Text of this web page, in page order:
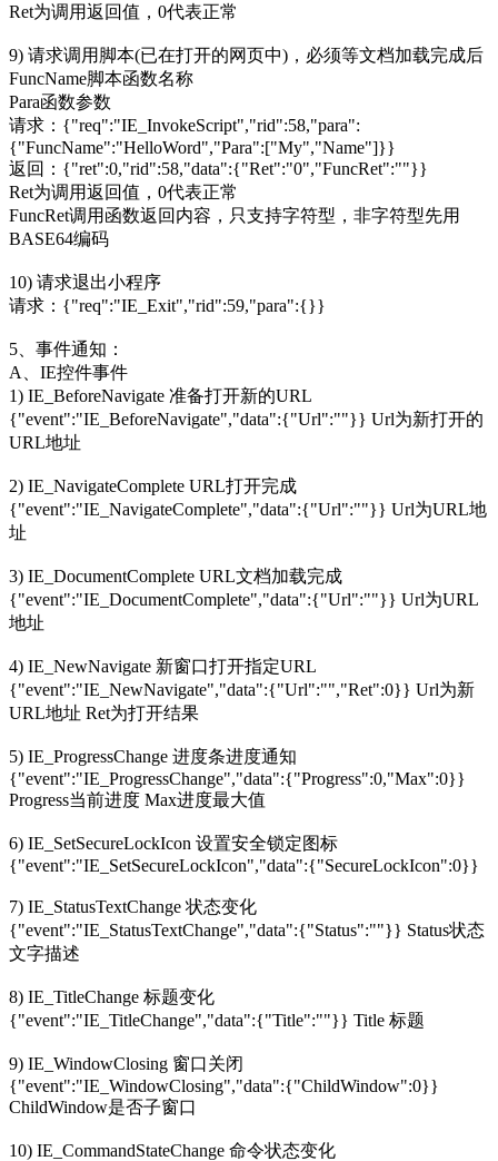
Ret为调用返回值，0代表正常
9) 请求调用脚本(已在打开的网页中)，必须等文档加载完成后
FuncName脚本函数名称
Para函数参数
请求：{"req":"IE_InvokeScript","rid":58,"para":
{"FuncName":"HelloWord","Para":["My","Name"]}}
返回：{"ret":0,"rid":58,"data":{"Ret":"0","FuncRet":""}}
Ret为调用返回值，0代表正常
FuncRet调用函数返回内容，只支持字符型，非字符型先用
BASE64编码
10) 请求退出小程序
请求：{"req":"IE_Exit","rid":59,"para":{}}
5、事件通知：
A、IE控件事件
1) IE_BeforeNavigate 准备打开新的URL
{"event":"IE_BeforeNavigate","data":{"Url":""}} Url为新打开的
URL地址
2) IE_NavigateComplete URL打开完成
{"event":"IE_NavigateComplete","data":{"Url":""}} Url为URL地
址
3) IE_DocumentComplete URL文档加载完成
{"event":"IE_DocumentComplete","data":{"Url":""}} Url为URL
地址
4) IE_NewNavigate 新窗口打开指定URL
{"event":"IE_NewNavigate","data":{"Url":"","Ret":0}} Url为新
URL地址 Ret为打开结果
5) IE_ProgressChange 进度条进度通知
{"event":"IE_ProgressChange","data":{"Progress":0,"Max":0}}
Progress当前进度 Max进度最大值
6) IE_SetSecureLockIcon 设置安全锁定图标
{"event":"IE_SetSecureLockIcon","data":{"SecureLockIcon":0}}
7) IE_StatusTextChange 状态变化
{"event":"IE_StatusTextChange","data":{"Status":""}} Status状态
文字描述
8) IE_TitleChange 标题变化
{"event":"IE_TitleChange","data":{"Title":""}} Title 标题
9) IE_WindowClosing 窗口关闭
{"event":"IE_WindowClosing","data":{"ChildWindow":0}}
ChildWindow是否子窗口
10) IE_CommandStateChange 命令状态变化